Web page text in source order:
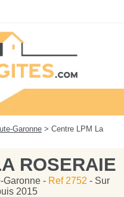
Garonne > Centre LPM La
ROSERAIE
Garonne - Ref 2752 - Sur
2015